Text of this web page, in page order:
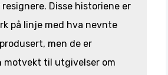
Disse historiene er
på linje med hva nevnte
men de er
motvekt til utgivelser om